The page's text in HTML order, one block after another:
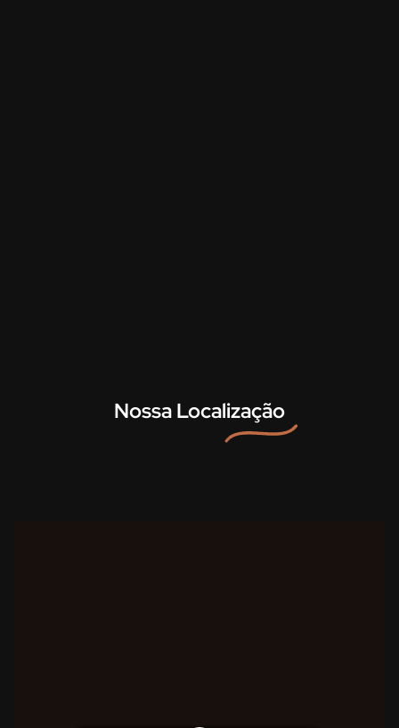
Nossa Localização